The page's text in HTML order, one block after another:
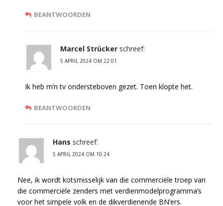
BEANTWOORDEN
Marcel Strücker schreef:
5 APRIL 2024 OM 22:01
Ik heb m’n tv ondersteboven gezet. Toen klopte het.
BEANTWOORDEN
Hans schreef:
5 APRIL 2024 OM 10:24
Nee, ik wordt kotsmisselijk van die commerciële troep van
die commerciële zenders met verdienmodelprogramma’s
voor het simpele volk en de dikverdienende BN’ers.